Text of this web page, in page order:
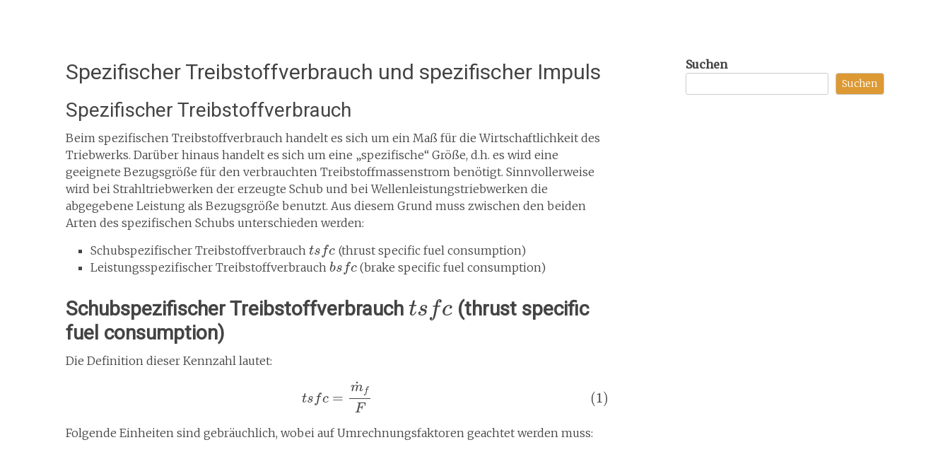
Spezifischer Treibstoffverbrauch und spezifischer Impuls
Spezifischer Treibstoffverbrauch
Beim spezifischen Treibstoffverbrauch handelt es sich um ein Maß für die Wirtschaftlichkeit des
Triebwerks. Darüber hinaus handelt es sich um eine „spezifische“ Größe, d.h. es wird eine
geeignete Bezugsgröße für den verbrauchten Treibstoffmassenstrom benötigt. Sinnvollerweise
wird bei Strahltriebwerken der erzeugte Schub und bei Wellenleistungstriebwerken die
abgegebene Leistung als Bezugsgröße benutzt. Aus diesem Grund muss zwischen den beiden
Arten des spezifischen Schubs unterschieden werden:
Schubspezifischer Treibstoffverbrauch ts fc (thrust specific fuel consumption)
Leistungsspezifischer Treibstoffverbrauch bs fc (brake specific fuel consumption)
Schubspezifischer Treibstoffverbrauch ts fc (thrust specific
fuel consumption)
Die Definition dieser Kennzahl lautet:
ts fc =
m
˙ f
F
(1)
Folgende Einheiten sind gebräuchlich, wobei auf Umrechnungsfaktoren geachtet werden muss:
Suchen
Suchen